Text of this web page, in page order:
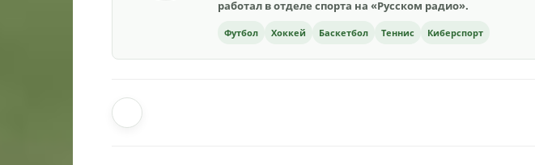
работал в отделе спорта на «Русском радио».
Футбол Хоккей Баскетбол Теннис Киберспорт